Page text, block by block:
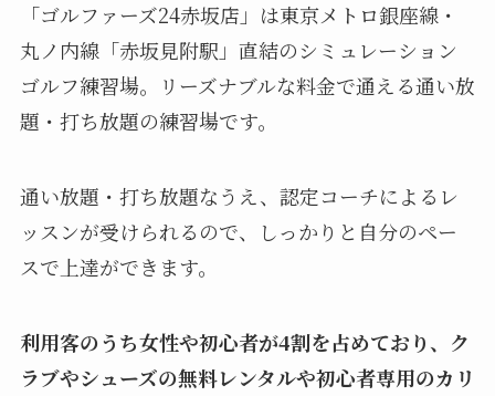
「ゴルファーズ24赤坂店」は東京メトロ銀座線・
丸ノ内線「赤坂見附駅」直結のシミュレーション
ゴルフ練習場。リーズナブルな料金で通える通い放
題・打ち放題の練習場です。
通い放題・打ち放題なうえ、認定コーチによるレ
ッスンが受けられるので、しっかりと自分のペー
スで上達ができます。
利用客のうち女性や初心者が4割を占めており、ク
ラブやシューズの無料レンタルや初心者専用のカリ